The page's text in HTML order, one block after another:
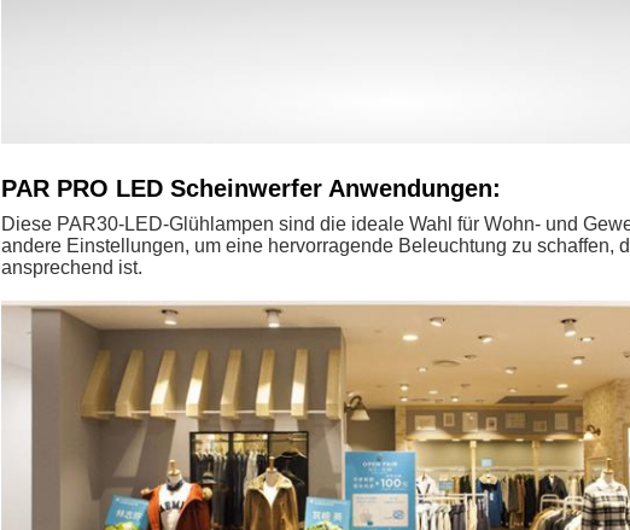
PAR PRO LED Scheinwerfer Anwendungen:
Diese PAR30-LED-Glühlampen sind die ideale Wahl für Wohn- und
andere Einstellungen, um eine hervorragende Beleuchtung zu schaffen,
ansprechend ist.